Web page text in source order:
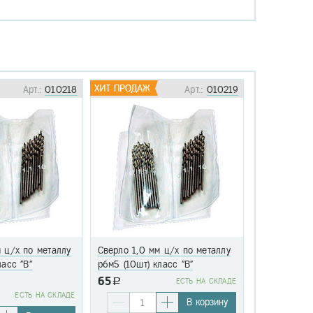
Арт.:010218
х по металлу
"В"
EСТЬ НА СКЛАДЕ
Арт.: 010219
Сверло 1,0 мм ц/х по металлу
р6м5 (10шт) класс "В"
65a EСТЬ НА СКЛАДЕ
В корзину